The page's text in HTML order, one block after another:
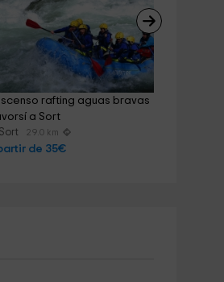
rafting aguas bravas
a Sort
Sort 29.0 km
de 35€